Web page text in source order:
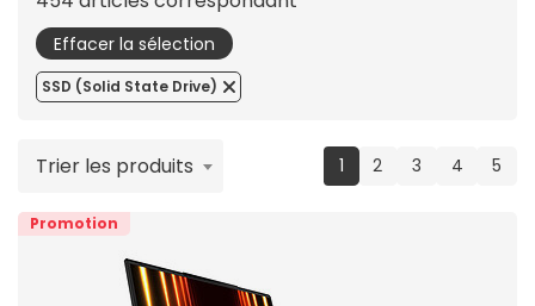
Effacer la sélection
SSD (Solid State Drive)
1(current)
2 3 4 5
Trier les produits
Promotion